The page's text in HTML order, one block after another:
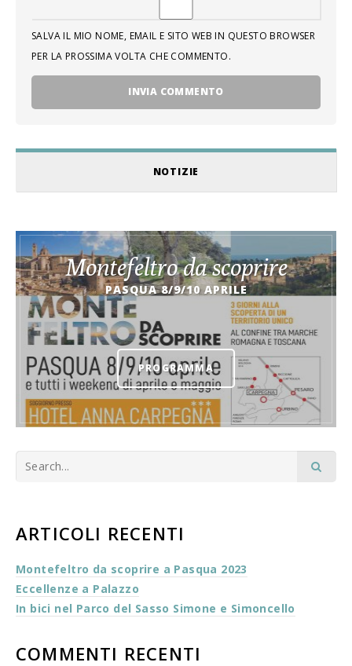
SALVA IL MIO NOME, EMAIL E SITO WEB IN QUESTO BROWSER
PER LA PROSSIMA VOLTA CHE COMMENTO.
NOTIZIE
Montefeltro da scoprire
PASQUA 8/9/10 APRILE
PROGRAMMA
ARTICOLI RECENTI
Montefeltro da scoprire a Pasqua 2023
Eccellenze a Palazzo
In bici nel Parco del Sasso Simone e Simoncello
COMMENTI RECENTI